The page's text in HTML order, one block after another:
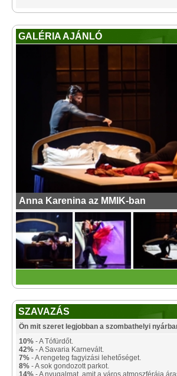
GALÉRIA AJÁNLÓ
Anna Karenina az MMIK-ban
SZAVAZÁS
Ön mit szeret legjobban a szombathelyi
10% - A Tófürdőt.
42% - A Savaria Karnevált.
7% - A rengeteg fagyizási lehetőséget.
8% - A sok gondozott parkot.
14% - A nyugalmat, amit a város atmoszférája